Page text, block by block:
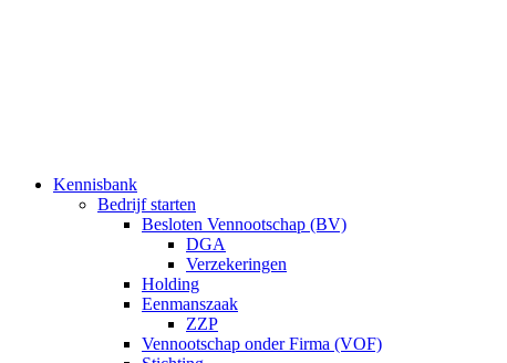
Kennisbank
Bedrijf starten
Besloten Vennootschap (BV)
DGA
Verzekeringen
Holding
Eenmanszaak
ZZP
Vennootschap onder Firma (VOF)